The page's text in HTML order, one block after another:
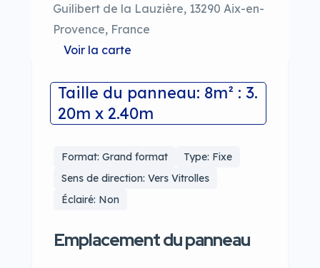
Guilibert de la Lauzière, 13290 Aix-en-
Provence, France
Voir la carte
Taille du panneau: 8m² : 3.
20m x 2.40m
Format: Grand format
Type: Fixe
Sens de direction: Vers Vitrolles
Éclairé: Non
Emplacement du panneau